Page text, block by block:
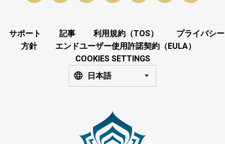
サポート 記事 利用規約（TOS）
プライバシー
方針
エンドユーザー使用許諾契約（EULA）
COOKIES SETTINGS
日本語